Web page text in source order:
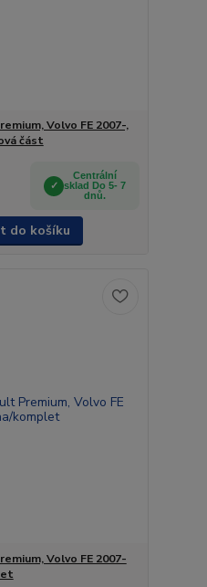
Volvo FE 2007-,
část
Centrální
sklad Do 5- 7
dnů.
do košíku
Volvo FE 2007-